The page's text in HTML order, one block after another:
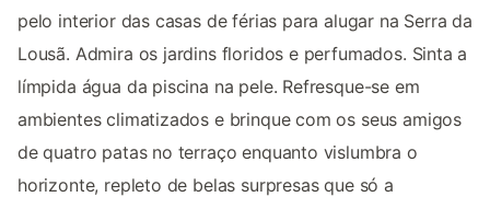
pelo interior das casas de férias para alugar na Serra da
Lousã. Admira os jardins floridos e perfumados. Sinta a
límpida água da piscina na pele. Refresque-se em
ambientes climatizados e brinque com os seus amigos
de quatro patas no terraço enquanto vislumbra o
horizonte, repleto de belas surpresas que só a